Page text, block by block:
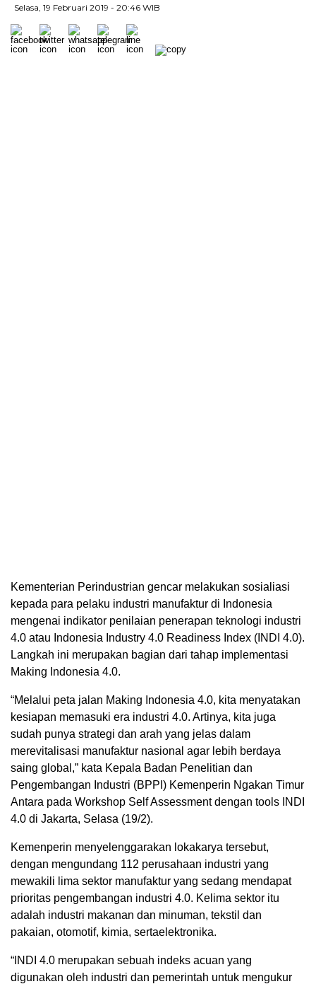
Selasa, 19 Februari 2019 - 20:46 WIB
Kementerian Perindustrian gencar melakukan sosialiasi
kepada para pelaku industri manufaktur di Indonesia
mengenai indikator penilaian penerapan teknologi industri
4.0 atau Indonesia Industry 4.0 Readiness Index (INDI 4.0).
Langkah ini merupakan bagian dari tahap implementasi
Making Indonesia 4.0.
“Melalui peta jalan Making Indonesia 4.0, kita menyatakan
kesiapan memasuki era industri 4.0. Artinya, kita juga
sudah punya strategi dan arah yang jelas dalam
merevitalisasi manufaktur nasional agar lebih berdaya
saing global,” kata Kepala Badan Penelitian dan
Pengembangan Industri (BPPI) Kemenperin Ngakan Timur
Antara pada Workshop Self Assessment dengan tools INDI
4.0 di Jakarta, Selasa (19/2).
Kemenperin menyelenggarakan lokakarya tersebut,
dengan mengundang 112 perusahaan industri yang
mewakili lima sektor manufaktur yang sedang mendapat
prioritas pengembangan industri 4.0. Kelima sektor itu
adalah industri makanan dan minuman, tekstil dan
pakaian, otomotif, kimia, sertaelektronika.
“INDI 4.0 merupakan sebuah indeks acuan yang
digunakan oleh industri dan pemerintah untuk mengukur